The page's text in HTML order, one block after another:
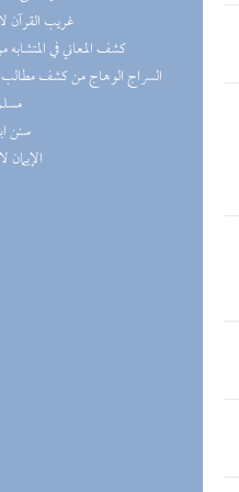
(1) غريب القرآن
(1) كشف المعاني في المتشابه
(1)
(1)